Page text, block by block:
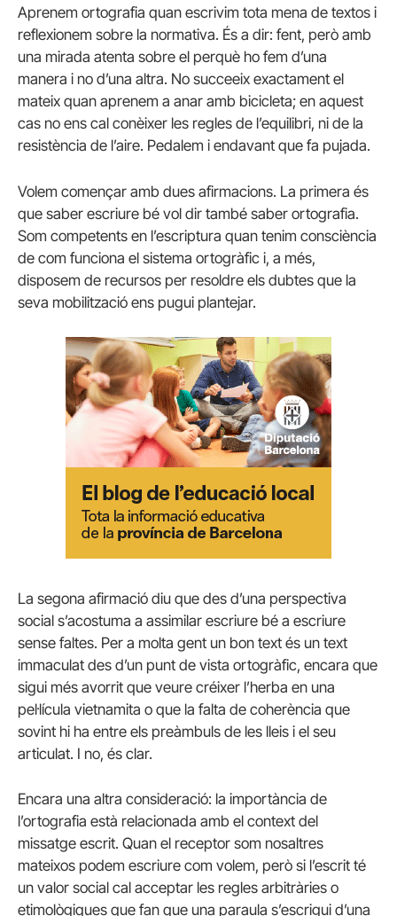
Aprenem ortografia quan escrivim tota mena de textos i
reflexionem sobre la normativa. És a dir: fent, però amb
una mirada atenta sobre el perquè ho fem d’una
manera i no d’una altra. No succeeix exactament el
mateix quan aprenem a anar amb bicicleta; en aquest
cas no ens cal conèixer les regles de l’equilibri, ni de la
resistència de l’aire. Pedalem i endavant que fa pujada.
Volem començar amb dues afirmacions. La primera és
que saber escriure bé vol dir també saber ortografia.
Som competents en l’escriptura quan tenim consciència
de com funciona el sistema ortogràfic i, a més,
disposem de recursos per resoldre els dubtes que la
seva mobilització ens pugui plantejar.
La segona afirmació diu que des d’una perspectiva
social s’acostuma a assimilar escriure bé a escriure
sense faltes. Per a molta gent un bon text és un text
immaculat des d’un punt de vista ortogràfic, encara que
sigui més avorrit que veure créixer l’herba en una
pel·lícula vietnamita o que la falta de coherència que
sovint hi ha entre els preàmbuls de les lleis i el seu
articulat. I no, és clar.
Encara una altra consideració: la importància de
l’ortografia està relacionada amb el context del
missatge escrit. Quan el receptor som nosaltres
mateixos podem escriure com volem, però si l’escrit té
un valor social cal acceptar les regles arbitràries o
etimològiques que fan que una paraula s’escrigui d’una